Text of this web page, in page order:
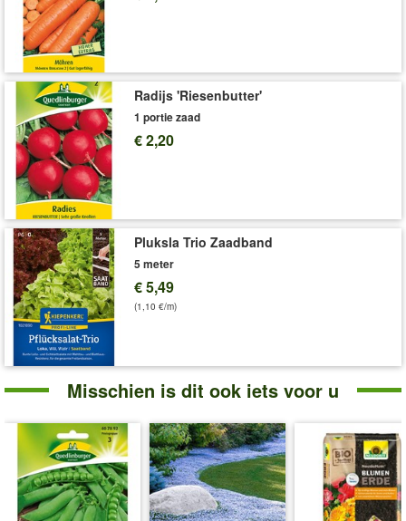
Radijs 'Riesenbutter'
1 portie zaad
€ 2,20
Pluksla Trio Zaadband
5 meter
€ 5,49
(1,10 €/m)
Misschien is dit ook iets voor u